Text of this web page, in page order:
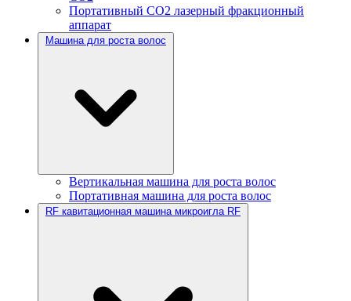
Портативный CO2 лазерный фракционный
аппарат
Машина для роста волос
Вертикальная машина для роста волос
Портативная машина для роста волос
RF кавитационная машина микроигла RF